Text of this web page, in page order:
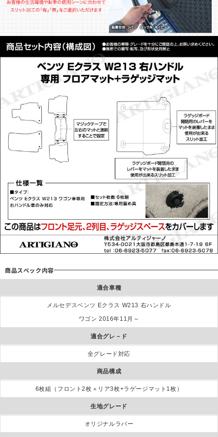
商品スぺック内容
適合車種
メルセデスベンツ Eクラス W213 右ハンドル
ワゴン 2016年11月～
適合グレ－ド
全グレード対応
商品構成
6枚組（フロント2枚＋リア3枚+ラゲージマット1枚）
生地グレード
オリジナルラバー